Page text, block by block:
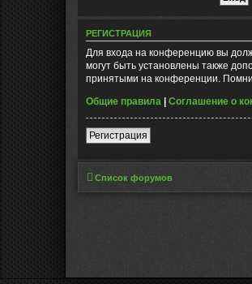
РЕГИСТРАЦИЯ
Для входа на конференцию вы
могут быть установлены также
принятыми на конференции.
Общие правила | Соглашение о
Регистрация
Список форумов